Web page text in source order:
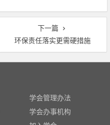
下一篇
环保责任落实更需硬措施
学会管理办法
学会办事机构